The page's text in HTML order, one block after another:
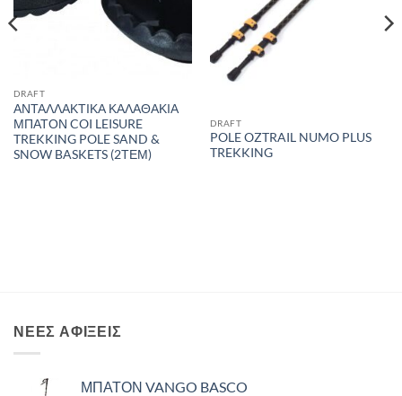
DRAFT
ΑΝΤΑΛΛΑΚΤΙΚΑ ΚΑΛΑΘΑΚΙΑ
ΜΠΑΤΟΝ COI LEISURE
TREKKING POLE SAND &
SNOW BASKETS (2ΤΕΜ)
DRAFT
POLE OZTRAIL NUMO PLUS
TREKKING
ΝΈΕΣ ΑΦΊΞΕΙΣ
ΜΠΑΤΟΝ VANGO BASCO